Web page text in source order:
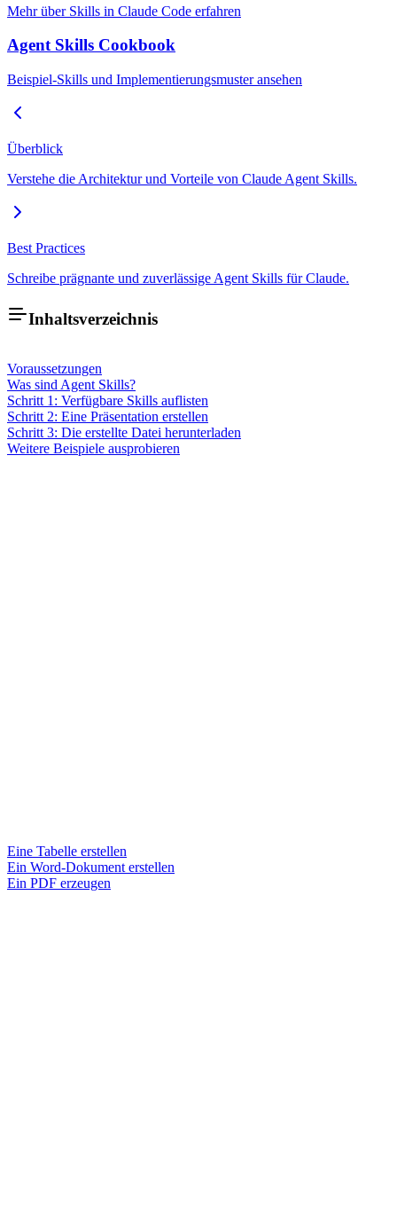
Mehr über Skills in Claude Code erfahren
Agent Skills Cookbook
Beispiel-Skills und Implementierungsmuster ansehen
Überblick
Verstehe die Architektur und Vorteile von Claude Agent Skills.
Best Practices
Schreibe prägnante und zuverlässige Agent Skills für Claude.
Inhaltsverzeichnis
Voraussetzungen
Was sind Agent Skills?
Schritt 1: Verfügbare Skills auflisten
Schritt 2: Eine Präsentation erstellen
Schritt 3: Die erstellte Datei herunterladen
Weitere Beispiele ausprobieren
Eine Tabelle erstellen
Ein Word-Dokument erstellen
Ein PDF erzeugen